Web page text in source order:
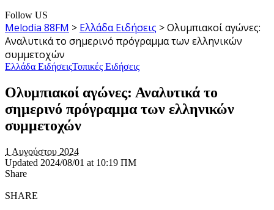
Follow US
Melodia 88FM > Ελλάδα Ειδήσεις >Ολυμπιακοί αγώνες:
Αναλυτικά το σημερινό πρόγραμμα των ελληνικών
συμμετοχών
Ελλάδα ΕιδήσειςΤοπικές Ειδήσεις
Ολυμπιακοί αγώνες: Αναλυτικά το
σημερινό πρόγραμμα των ελληνικών
συμμετοχών
1 Αυγούστου 2024
Updated 2024/08/01 at 10:19 ΠΜ
Share
SHARE